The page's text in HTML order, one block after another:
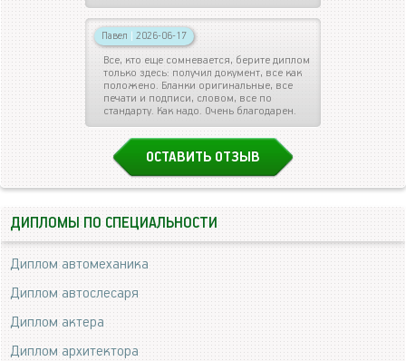
Павел | 2026-06-17
Все, кто еще сомневается, берите диплом
только здесь: получил документ, все как
положено. Бланки оригинальные, все
печати и подписи, словом, все по
стандарту. Как надо. Очень благодарен.
ОСТАВИТЬ ОТЗЫВ
ДИПЛОМЫ ПО СПЕЦИАЛЬНОСТИ
Диплом автомеханика
Диплом автослесаря
Диплом актера
Диплом архитектора